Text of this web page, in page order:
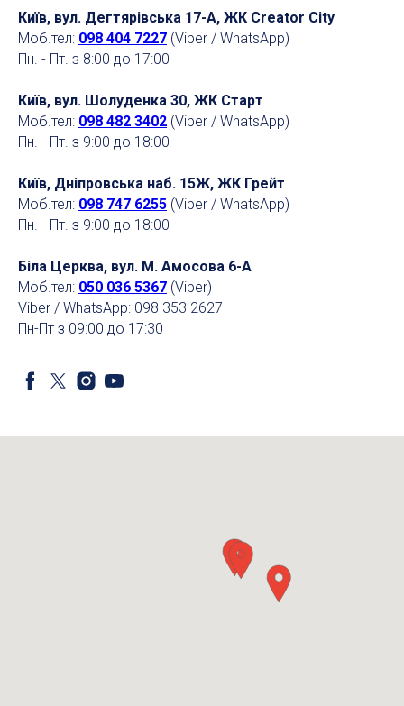
Київ, вул. Дегтярівська 17-А, ЖК Creator City
Моб.тел: 098 404 7227 (Viber / WhatsApp)
Пн. - Пт. з 8:00 до 17:00
Київ, вул. Шолуденка 30, ЖК Старт
Моб.тел: 098 482 3402 (Viber / WhatsApp)
Пн. - Пт. з 9:00 до 18:00
Київ, Дніпровська наб. 15Ж, ЖК Грейт
Моб.тел: 098 747 6255 (Viber / WhatsApp)
Пн. - Пт. з 9:00 до 18:00
Біла Церква, вул. М. Амосова 6-А
Моб.тел: 050 036 5367 (Viber)
Viber / WhatsApp: 098 353 2627
Пн-Пт з 09:00 до 17:30